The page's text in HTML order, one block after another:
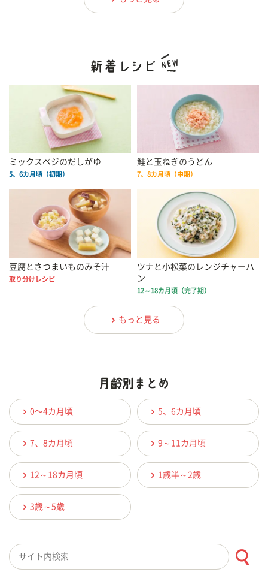
ミックスベジのだしがゆ
5、6カ月頃（初期）
鮭と玉ねぎのうどん
7、8カ月頃（中期）
豆腐とさつまいものみそ汁
取り分けレシピ
ツナと小松菜のレンジチャーハ
ン
12～18カ月頃（完了期）
もっと見る
0〜4カ月頃 5、6カ月頃
7、8カ月頃 9～11カ月頃
12～18カ月頃 1歳半～2歳
3歳～5歳
検索キーワード入力